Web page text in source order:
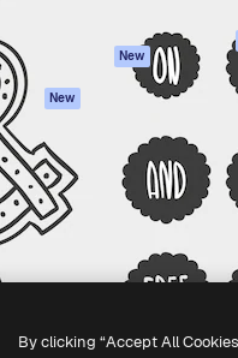
para
ChatGPT
New
New
móvel
as
Originais
Política
Central
Afiliados
Empresas
os direitos reservados.
By clicking “Accept All